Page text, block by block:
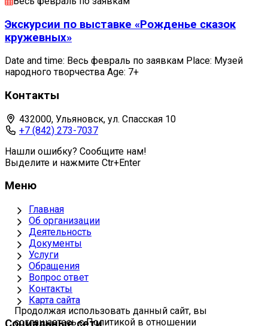
Экскурсии по выставке «Рожденье сказок
кружевных»
Date and time: Весь февраль по заявкам Place: Музей
народного творчества Age: 7+
Контакты
432000, Ульяновск, ул. Спасская 10
+7 (842) 273-7037
Нашли ошибку? Сообщите нам!
Выделите и нажмите Ctr+Enter
Меню
Главная
Об организации
Деятельность
Документы
Услуги
Обращения
Вопрос ответ
Контакты
Карта сайта
Продолжая использовать данный сайт, вы
соглашаетесь с Политикой в отношении